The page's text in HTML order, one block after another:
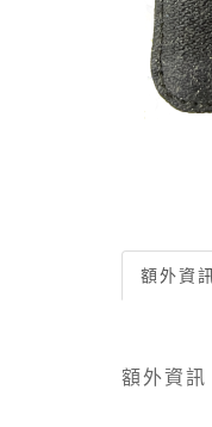
額外資訊
額外資訊